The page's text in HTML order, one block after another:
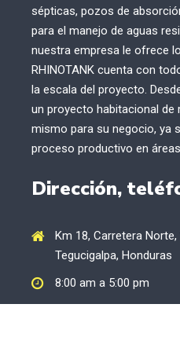
sépticas, pozos de
para el manejo de aguas
nuestra empresa le ofrece
RHINOTANK cuenta con
la escala del proyecto.
un proyecto habitacional de
mismo para su negocio, ya
proceso productivo en
Dirección,
Km 18, Carretera
Tegucigalpa, Honduras
8:00 am a 5:00 pm